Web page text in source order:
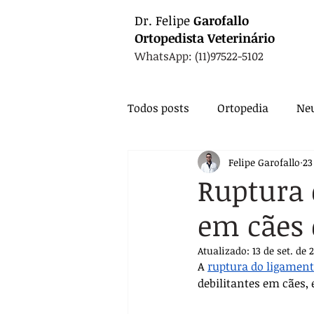
Dr. Felipe Garofallo
Ortopedista Veterinário
WhatsApp: (11)97522-5102
Todos posts Ortopedia
Animais Exóticos
Endocrinologia
Nutrição Exames
em
Felipe Garofallo
Atualizado: 13 de set. de
A ruptura do
debilitantes em cães,